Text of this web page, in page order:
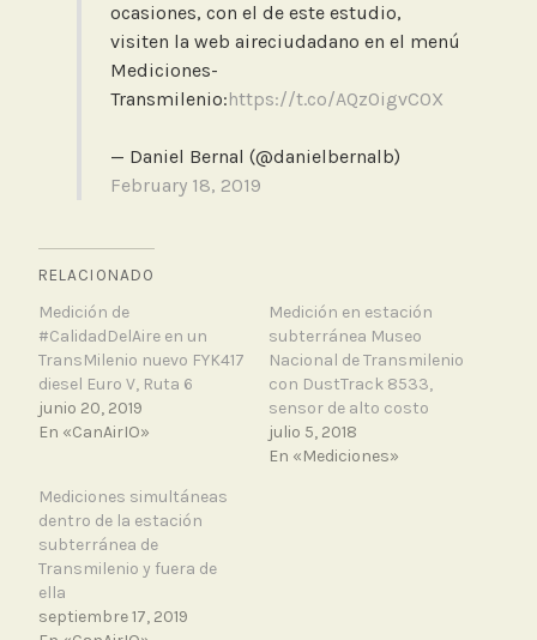
ocasiones, con el de este estudio,
visiten la web aireciudadano en el menú
Mediciones-
Transmilenio:https://t.co/AQzOigvC0X
— Daniel Bernal (@danielbernalb)
February 18, 2019
RELACIONADO
Medición de
#CalidadDelAire en un
TransMilenio nuevo FYK417
diesel Euro V, Ruta 6
junio 20, 2019
En «CanAirIO»
Medición en estación
subterránea Museo
Nacional de Transmilenio
con DustTrack 8533,
sensor de alto costo
julio 5, 2018
En «Mediciones»
Mediciones simultáneas
dentro de la estación
subterránea de
Transmilenio y fuera de
ella
septiembre 17, 2019